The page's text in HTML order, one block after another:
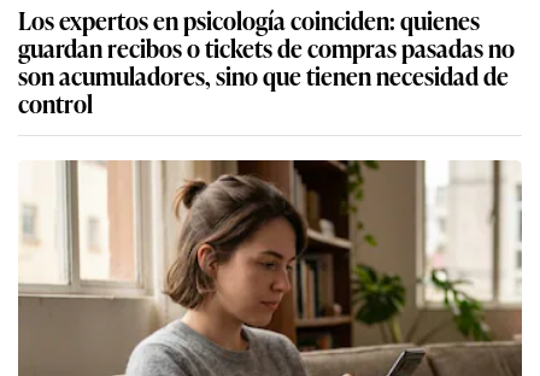
Los expertos en psicología coinciden: quienes
guardan recibos o tickets de compras pasadas no
son acumuladores, sino que tienen necesidad de
control